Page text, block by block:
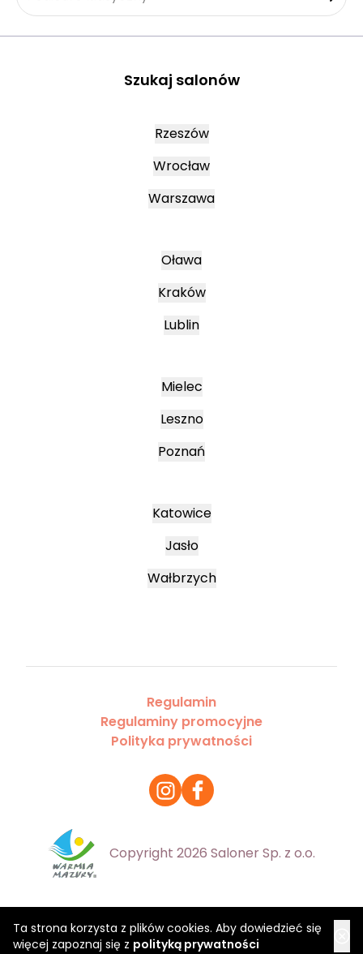
Ta strona korzysta z plików cookies. Aby dowiedzieć się
więcej zapoznaj się z polityką prywatności
Szukaj salonów
Rzeszów
Wrocław
Warszawa
Oława
Kraków
Lublin
Mielec
Leszno
Poznań
Katowice
Jasło
Wałbrzych
Regulamin
Regulaminy promocyjne
Polityka prywatności
Copyright 2026 Saloner Sp. z o.o.